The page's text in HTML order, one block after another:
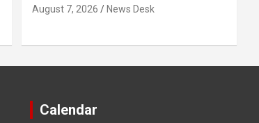
August 7, 2026 News Desk
Calendar